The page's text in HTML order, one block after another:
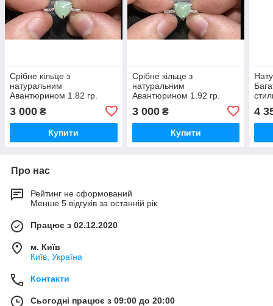
Срібне кільце з
натуральним
Авантюрином 1.82 гр.
3 000 ₴
Купити
Срібне кільце з
натуральним
Авантюрином 1.92 гр.
3 000₴
Купити
гр.
4
Про нас
Рейтинг не сформований
Менше 5 відгуків за останній рік
Працює з 02.12.2020
м. Київ
Київ, Україна
Контакти
Сьогодні працює з 09:00 до 20:00